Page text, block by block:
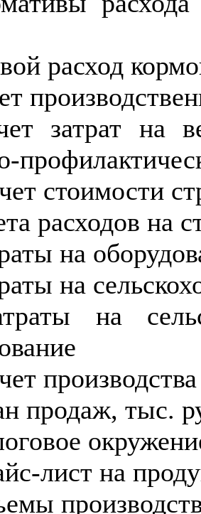
расход
затрат на
стоимости
расходов на
на
на
на
продаж, тыс.
лист на